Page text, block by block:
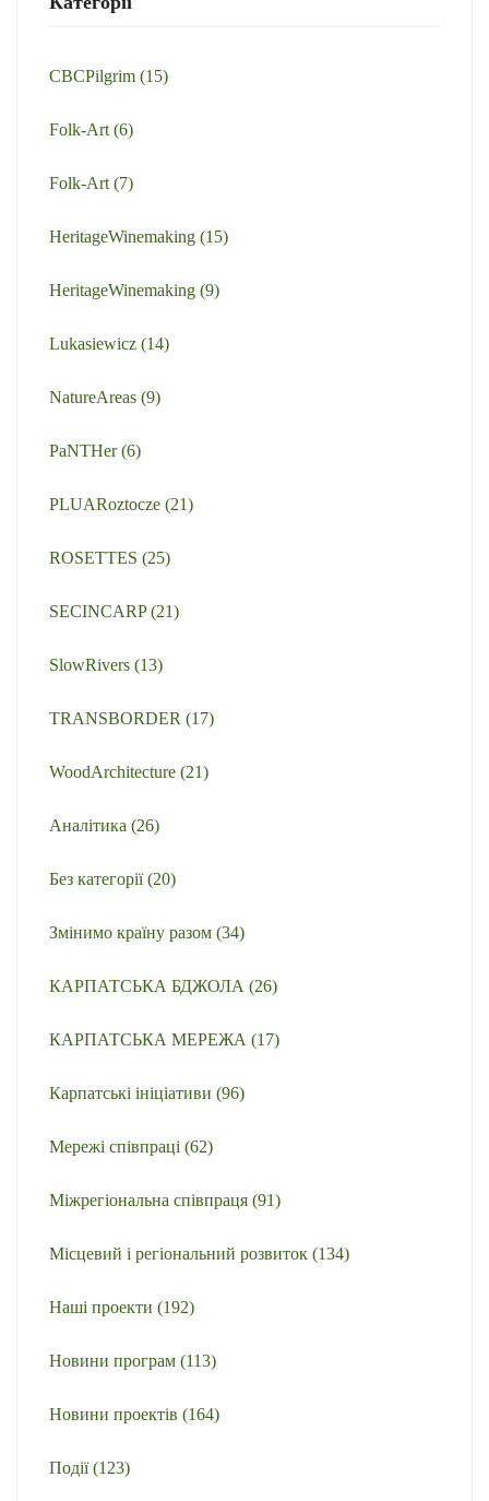
CBCPilgrim (15)
Folk-Art (6)
Folk-Art (7)
HeritageWinemaking (15)
HeritageWinemaking (9)
Lukasiewicz (14)
NatureAreas (9)
PaNTHer(6)
PLUARoztocze (21)
ROSETTES (25)
SECINCARP(21)
SlowRivers (13)
TRANSBORDER (17)
WoodArchitecture (21)
Аналітика (26)
Без категорії(20)
Змінимо країну разом (34)
КАРПАТСЬКА БДЖОЛА (26)
КАРПАТСЬКА МЕРЕЖА (17)
Карпатські ініціативи (96)
Мережі співпраці (62)
Міжрегіональна співпраця (91)
Місцевий і регіональний розвиток (134)
Наші проекти (192)
Новини програм (113)
Новини проектів (164)
Події(123)